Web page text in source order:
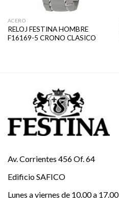
ACERO
RELOJ FESTINA HOMBRE
F16169-5 CRONO CLASICO
Av. Corrientes 456 Of. 64
Edificio SAFICO
Lunes a viernes de 10.00 a 17.00